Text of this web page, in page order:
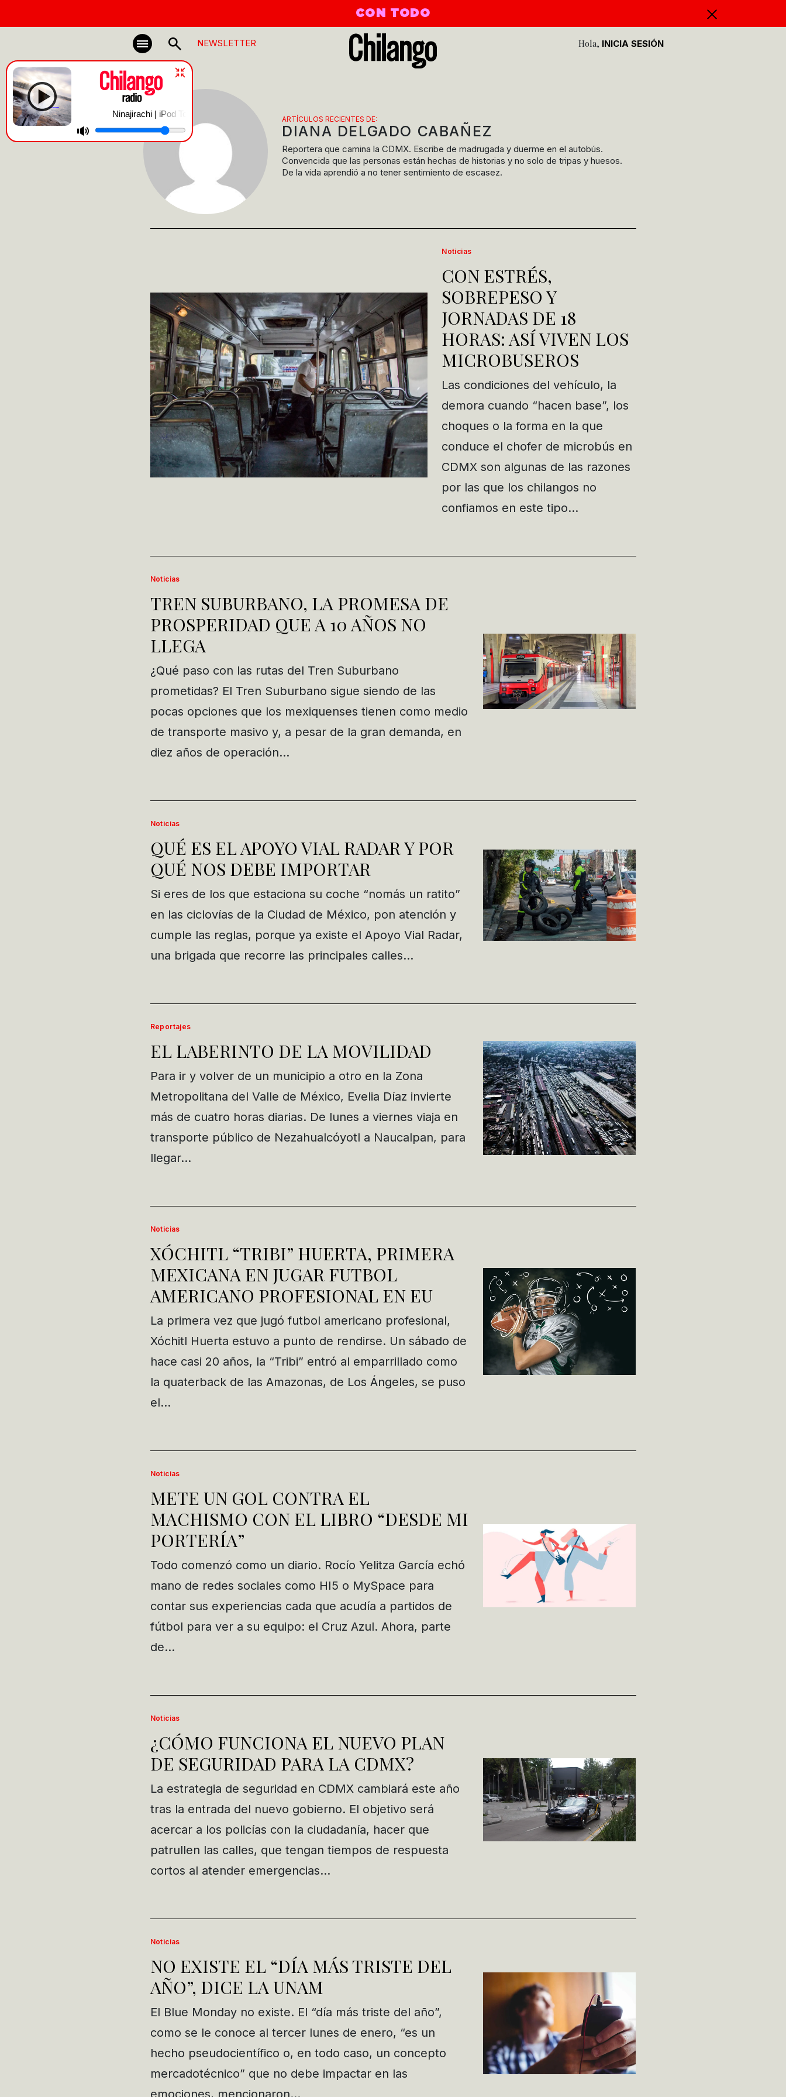
CON TODO
NEWSLETTER Hola, INICIA SESIÓN
Ninajirachi | iPod Touch
ARTÍCULOS RECIENTES DE:
DIANA DELGADO CABAÑEZ
Reportera que camina la CDMX. Escribe de madrugada y duerme en el autobús.
Convencida que las personas están hechas de historias y no solo de tripas y huesos.
De la vida aprendió a no tener sentimiento de escasez.
Noticias
CON ESTRÉS,
SOBREPESO Y
JORNADAS DE 18
HORAS: ASÍ VIVEN LOS
MICROBUSEROS
Las condiciones del vehículo, la
demora cuando “hacen base”, los
choques o la forma en la que
conduce el chofer de microbús en
CDMX son algunas de las razones
por las que los chilangos no
confiamos en este tipo…
Noticias
TREN SUBURBANO, LA PROMESA DE
PROSPERIDAD QUE A 10 AÑOS NO
LLEGA
¿Qué paso con las rutas del Tren Suburbano
prometidas? El Tren Suburbano sigue siendo de las
pocas opciones que los mexiquenses tienen como medio
de transporte masivo y, a pesar de la gran demanda, en
diez años de operación…
Noticias
QUÉ ES EL APOYO VIAL RADAR Y POR
QUÉ NOS DEBE IMPORTAR
Si eres de los que estaciona su coche “nomás un ratito”
en las ciclovías de la Ciudad de México, pon atención y
cumple las reglas, porque ya existe el Apoyo Vial Radar,
una brigada que recorre las principales calles…
Reportajes
EL LABERINTO DE LA MOVILIDAD
Para ir y volver de un municipio a otro en la Zona
Metropolitana del Valle de México, Evelia Díaz invierte
más de cuatro horas diarias. De lunes a viernes viaja en
transporte público de Nezahualcóyotl a Naucalpan, para
llegar…
Noticias
XÓCHITL “TRIBI” HUERTA, PRIMERA
MEXICANA EN JUGAR FUTBOL
AMERICANO PROFESIONAL EN EU
La primera vez que jugó futbol americano profesional,
Xóchitl Huerta estuvo a punto de rendirse. Un sábado de
hace casi 20 años, la “Tribi” entró al emparrillado como
la quaterback de las Amazonas, de Los Ángeles, se puso
el…
Noticias
METE UN GOL CONTRA EL
MACHISMO CON EL LIBRO “DESDE MI
PORTERÍA”
Todo comenzó como un diario. Rocío Yelitza García echó
mano de redes sociales como HI5 o MySpace para
contar sus experiencias cada que acudía a partidos de
fútbol para ver a su equipo: el Cruz Azul. Ahora, parte
de…
Noticias
¿CÓMO FUNCIONA EL NUEVO PLAN
DE SEGURIDAD PARA LA CDMX?
La estrategia de seguridad en CDMX cambiará este año
tras la entrada del nuevo gobierno. El objetivo será
acercar a los policías con la ciudadanía, hacer que
patrullen las calles, que tengan tiempos de respuesta
cortos al atender emergencias…
Noticias
NO EXISTE EL “DÍA MÁS TRISTE DEL
AÑO”, DICE LA UNAM
El Blue Monday no existe. El “día más triste del año”,
como se le conoce al tercer lunes de enero, “es un
hecho pseudocientífico o, en todo caso, un concepto
mercadotécnico” que no debe impactar en las
emociones, mencionaron…